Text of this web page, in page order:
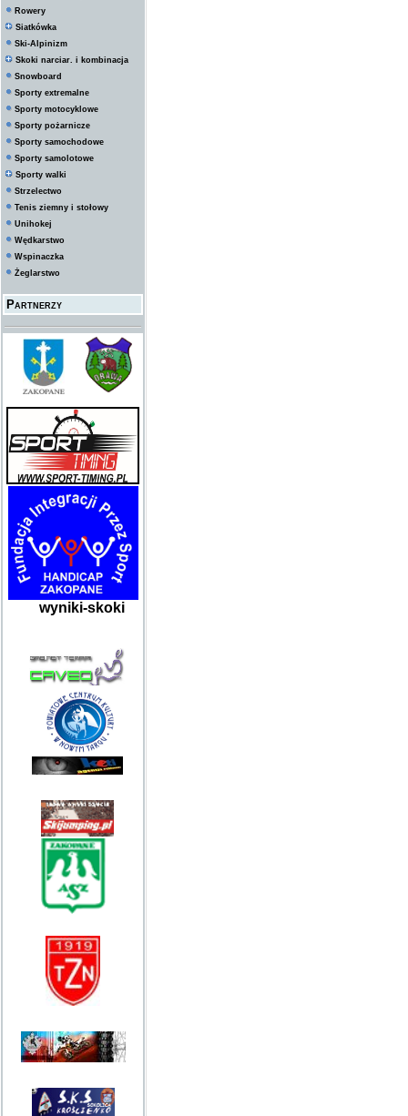
Rowery
Siatkówka
Ski-Alpinizm
Skoki narciar. i kombinacja
Snowboard
Sporty extremalne
Sporty motocyklowe
Sporty pożarnicze
Sporty samochodowe
Sporty samolotowe
Sporty walki
Strzelectwo
Tenis ziemny i stołowy
Unihokej
Wędkarstwo
Wspinaczka
Żeglarstwo
Partnerzy
wyniki-skoki